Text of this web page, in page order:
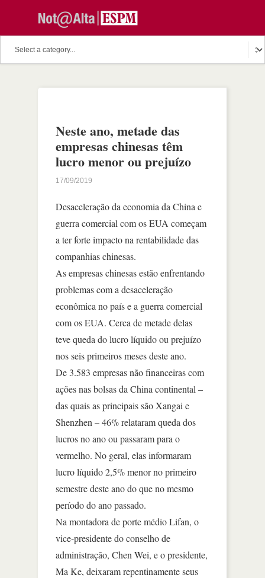
Neste ano, metade das
empresas chinesas têm
lucro menor ou prejuízo
17/09/2019
Desaceleração da economia da China e
guerra comercial com os EUA começam
a ter forte impacto na rentabilidade das
companhias chinesas.
As empresas chinesas estão enfrentando
problemas com a desaceleração
econômica no país e a guerra comercial
com os EUA. Cerca de metade delas
teve queda do lucro líquido ou prejuízo
nos seis primeiros meses deste ano.
De 3.583 empresas não financeiras com
ações nas bolsas da China continental –
das quais as principais são Xangai e
Shenzhen – 46% relataram queda dos
lucros no ano ou passaram para o
vermelho. No geral, elas informaram
lucro líquido 2,5% menor no primeiro
semestre deste ano do que no mesmo
período do ano passado.
Na montadora de porte médio Lifan, o
vice-presidente do conselho de
administração, Chen Wei, e o presidente,
Ma Ke, deixaram repentinamente seus